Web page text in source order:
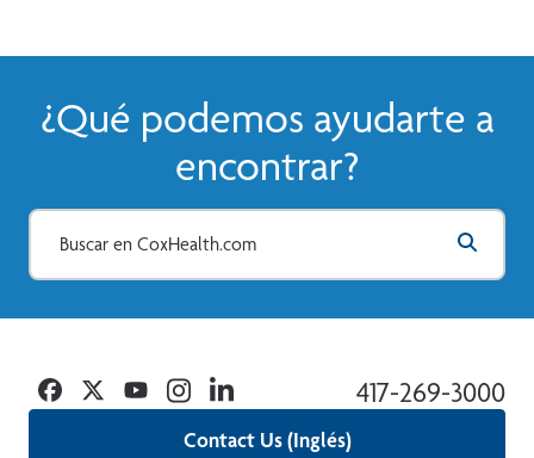
¿Qué podemos ayudarte a
encontrar?
Contact Us (Inglés)
417-269-3000
Facebook
TwitterYouTubeInstagramLinkedin